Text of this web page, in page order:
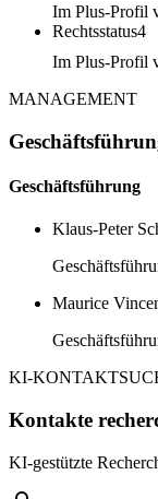
Im Plus-Profil
Rechtsstatus4
Im Plus-Profil
MANAGEMENT
Geschäftsführung
Klaus-Peter
Maurice
KI-
Kontakte
KI-gestützte